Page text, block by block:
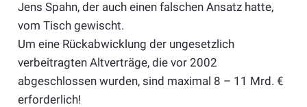
Jens Spahn, der auch einen falschen Ansatz hatte,
vom Tisch gewischt.
Um eine Rückabwicklung der ungesetzlich
verbeitragten Altverträge, die vor 2002
abgeschlossen wurden, sind maximal 8 – 11 Mrd. €
erforderlich!